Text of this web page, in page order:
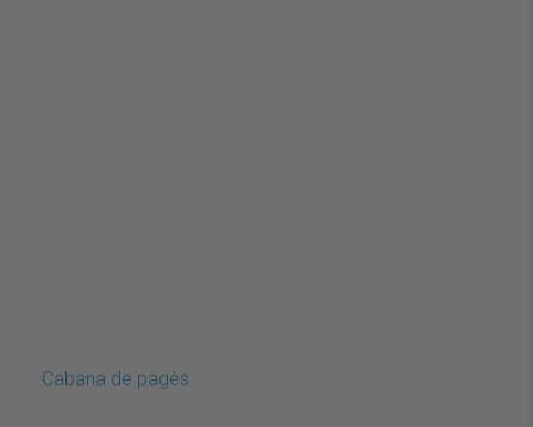
Cabana de pagès